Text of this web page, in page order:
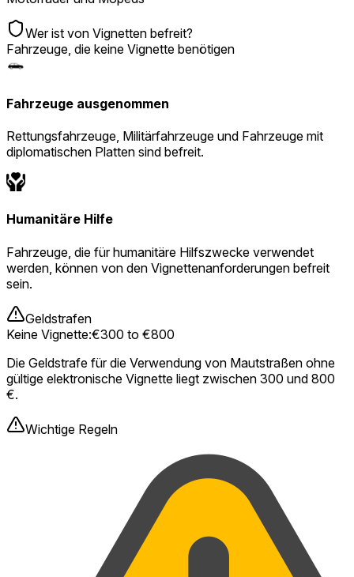
Wer ist von Vignetten befreit?
Fahrzeuge, die keine Vignette benötigen
Fahrzeuge ausgenommen
Rettungsfahrzeuge, Militärfahrzeuge und Fahrzeuge mit
diplomatischen Platten sind befreit.
Humanitäre Hilfe
Fahrzeuge, die für humanitäre Hilfszwecke verwendet
werden, können von den Vignettenanforderungen befreit
sein.
Geldstrafen
Keine Vignette:€300 to €800
Die Geldstrafe für die Verwendung von Mautstraßen ohne
gültige elektronische Vignette liegt zwischen 300 und 800
€.
Wichtige Regeln